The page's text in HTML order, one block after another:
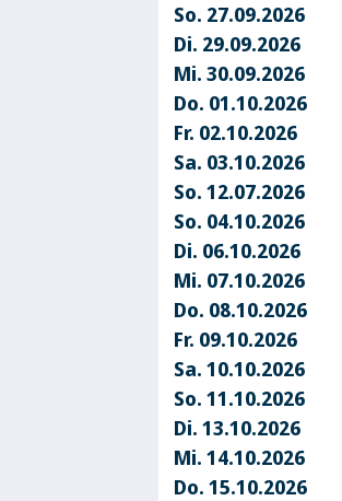
So. 27.09.2026
Di. 29.09.2026
Mi. 30.09.2026
Do. 01.10.2026
Fr. 02.10.2026
Sa. 03.10.2026
So. 12.07.2026
So. 04.10.2026
Di. 06.10.2026
Mi. 07.10.2026
Do. 08.10.2026
Fr. 09.10.2026
Sa. 10.10.2026
So. 11.10.2026
Di. 13.10.2026
Mi. 14.10.2026
Do. 15.10.2026